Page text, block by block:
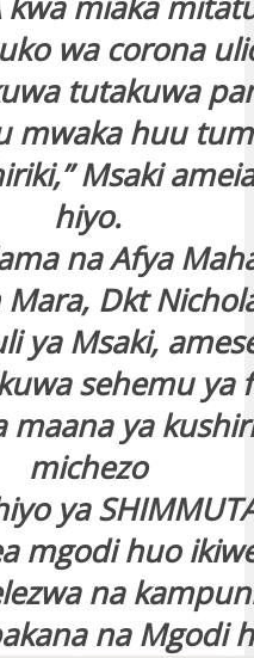
wa corona
tutakuwa
mwaka huu
Msaki
hiyo.
na Afya
Dkt
ya Msaki,
sehemu ya
maana ya
michezo
ya
mgodi huo
na
na Mgodi